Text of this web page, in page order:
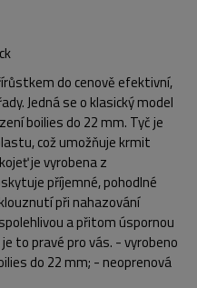
do cenově efektivní,
Jedná se o klasický model
boilies do 22 mm. Tyč je
což umožňuje krmit
je vyrobena z
příjemné, pohodlné
při nahazování
a přitom úspornou
to pravé pro vás. - vyrobeno
do 22 mm; - neoprenová